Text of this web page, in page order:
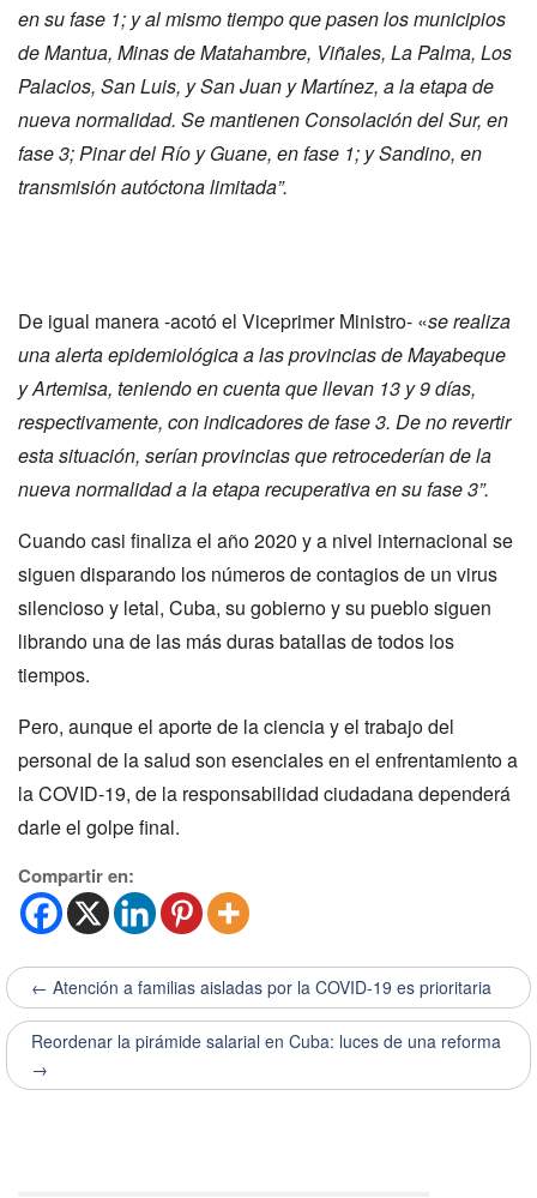
en su fase 1; y al mismo tiempo que pasen los municipios
de Mantua, Minas de Matahambre, Viñales, La Palma, Los
Palacios, San Luis, y San Juan y Martínez, a la etapa de
nueva normalidad. Se mantienen Consolación del Sur, en
fase 3; Pinar del Río y Guane, en fase 1; y Sandino, en
transmisión autóctona limitada”.
De igual manera -acotó el Viceprimer Ministro- «se realiza
una alerta epidemiológica a las provincias de Mayabeque
y Artemisa, teniendo en cuenta que llevan 13 y 9 días,
respectivamente, con indicadores de fase 3. De no revertir
esta situación, serían provincias que retrocederían de la
nueva normalidad a la etapa recuperativa en su fase 3”.
Cuando casi finaliza el año 2020 y a nivel internacional se
siguen disparando los números de contagios de un virus
silencioso y letal, Cuba, su gobierno y su pueblo siguen
librando una de las más duras batallas de todos los
tiempos.
Pero, aunque el aporte de la ciencia y el trabajo del
personal de la salud son esenciales en el enfrentamiento a
la COVID-19, de la responsabilidad ciudadana dependerá
darle el golpe final.
Compartir en:
← Atención a familias aisladas por la COVID-19 es prioritaria
Reordenar la pirámide salarial en Cuba: luces de una reforma
→